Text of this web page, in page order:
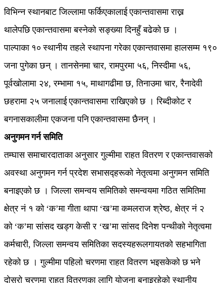
विभिन्न स्थानबाट जिल्लामा फर्किएकालाई एकान्तवासमा राख्न
थालेपछि एकान्तवासमा बस्नेको सङ्ख्या दिनहुँ बढेको छ ।
पाल्पाका १० स्थानीय तहले स्थापना गरेका एकान्तवासमा हालसम्म १९०
जना पुगेका छन् । तानसेनमा चार, रामपुरमा ५६, निस्दीमा ५६,
पूर्वखोलामा २४, रम्भामा १५, माथागढीमा छ, तिनाउमा चार, रैनादेवी
छहरामा २५ जनालाई एकान्तवासमा राखिएको छ । रिब्दीकोट र
बगनासकालीमा एकजना पनि एकान्तवासमा छैनन् ।
अनुगमन गर्न समिति
तम्घास समाचारदाताका अनुसार गुल्मीमा राहत वितरण र एकान्तवासको
अवस्था अनुगमन गर्न प्रदेश सभासद्हरूको नेतृत्वमा अनुगमन समिति
बनाइएको छ । जिल्ला समन्वय समितिको समन्वयमा गठित समितिमा
क्षेत्र नं १ को ‘क’मा गीता थापा ‘ख’मा कमलराज श्रेष्ठ, क्षेत्र नं २
को ‘क’मा सांसद खड्ग केसी र ‘ख’मा सांसद दिनेश पन्थीको नेतृत्वमा
कर्मचारी, जिल्ला समन्वय समितिका सदस्यहरूलगायतको सहभागिता
रहेको छ । गुल्मीमा पहिलो चरणमा राहत वितरण भइसकेको छ भने
दोस्रो चरणमा राहत वितरणका लागि योजना बनाइरहेको स्थानीय